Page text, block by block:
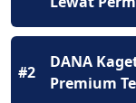
#2
DANA
Premium